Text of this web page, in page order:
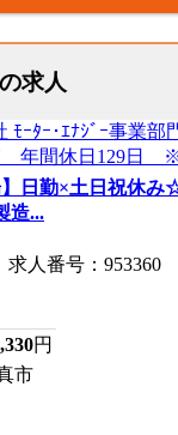
求人
】日勤×土日祝休
造...
人番号：953360
円
市